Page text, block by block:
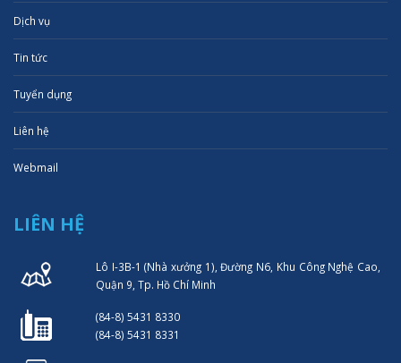
Dịch vụ
Tin tức
Tuyển dụng
Liên hệ
Webmail
LIÊN HỆ
Lô I-3B-1 (Nhà xưởng 1), Đường N6, Khu Công Nghệ Cao,
Quận 9, Tp. Hồ Chí Minh
(84-8) 5431 8330
(84-8) 5431 8331